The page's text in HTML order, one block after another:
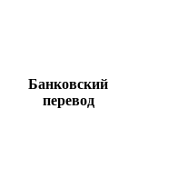
Банковский
перевод